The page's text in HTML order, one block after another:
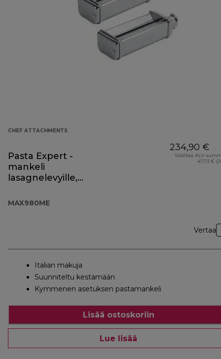
CHEF ATTACHMENTS
Pasta Expert -
mankeli
lasagnelevyille,
ja spageteille
MAX980ME
234,90 €
Sisältää ALV-
47,73 €
Vertaa
Italian makuja
Suunniteltu kestämään
Kymmenen asetuksen pastamankeli
Lisää ostoskoriin
Lue lisää